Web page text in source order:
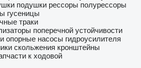
подушки рессоры полурессоры
гусеницы
траки
поперечной устойчивости
опорные насосы гидроусилителя
скольжения кронштейны
к ходовой